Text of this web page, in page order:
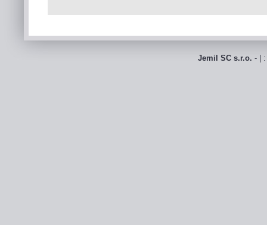
Jemil SC s.r.o. - |